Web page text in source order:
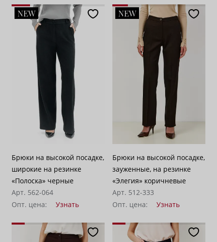
NEW
Брюки на высокой посадке,
широкие на резинке
«Полоска» черные
Арт. 562-064
Опт. цена:
Узнать
NEW
Брюки на высокой посадке,
зауженные, на резинке
«Элегия» коричневые
Арт. 512-333
Опт. цена:
Узнать